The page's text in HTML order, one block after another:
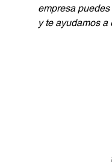
empresa
y te ayudamos